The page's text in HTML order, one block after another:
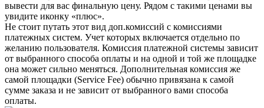
вывести для вас финальную цену. Рядом с такими ценами вы
увидите иконку «плюс».
Не стоит путать этот вид доп.комиссий с комиссиями
платежных систем. Учет которых включается отдельно по
желанию пользователя. Комиссия платежной системы зависит
от выбранного способа оплаты и на одной и той же площадке
она может сильно меняться. Дополнительная комиссия же
самой площадки (Service Fee) обычно привязана к самой
сумме заказа и не зависит от выбранного вами способа
оплаты.